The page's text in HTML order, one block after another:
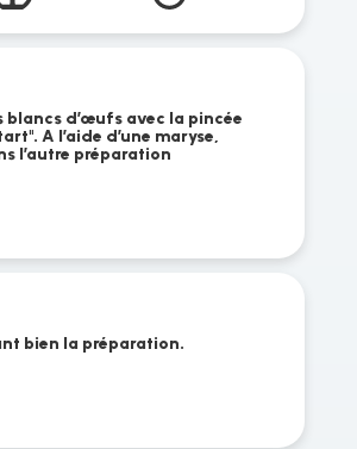
d’œufs avec la pincée
A l’aide d’une maryse,
l’autre préparation
bien la préparation.